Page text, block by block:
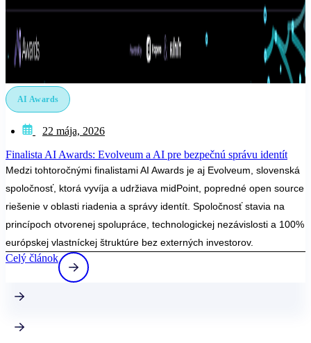
AI Awards
22 mája, 2026
Finalista AI Awards: Evolveum a AI pre bezpečnú správu identít
Medzi tohtoročnými finalistami AI Awards je aj Evolveum, slovenská
spoločnosť, ktorá vyvíja a udržiava midPoint, popredné open source
riešenie v oblasti riadenia a správy identít. Spoločnosť stavia na
princípoch otvorenej spolupráce, technologickej nezávislosti a 100%
európskej vlastníckej štruktúre bez externých investorov.
Celý článok